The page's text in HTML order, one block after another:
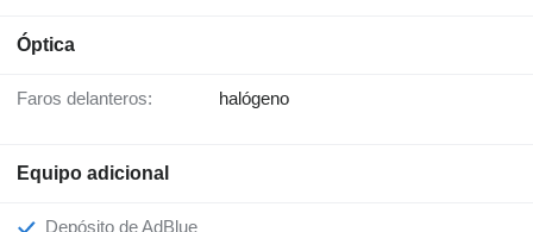
Óptica
Faros delanteros: halógeno
Equipo adicional
Depósito de AdBlue